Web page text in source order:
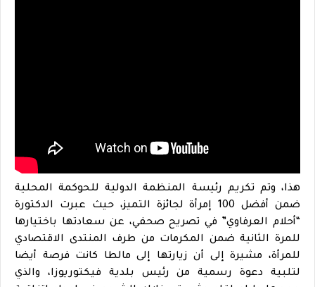
هذا، وتم تكريم رئيسة المنظمة الدولية للحوكمة المحلية
ضمن أفضل 100 إمرأة لجائزة التميز، حيث عبرت الدكتورة
“أحلام العرفاوي” في تصريح صحفي، عن سعادتها باختيارها
للمرة الثانية ضمن المكرمات من طرف المنتدى الاقتصادي
للمرأة، مشيرة إلى أن زيارتها إلى مالطا كانت فرصة أيضا
لتلبية دعوة رسمية من رئيس بلدية فيكتوريوزا، والذي